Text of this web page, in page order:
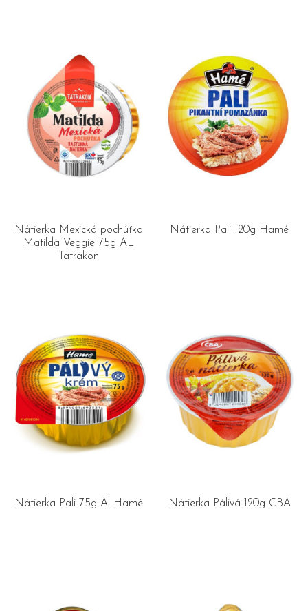
Nátierka Mexická pochúťka
Matilda Veggie 75g AL
Tatrakon
Nátierka Pali 120g Hamé
Nátierka Pali 75g Al Hamé Nátierka Pálivá 120g CBA